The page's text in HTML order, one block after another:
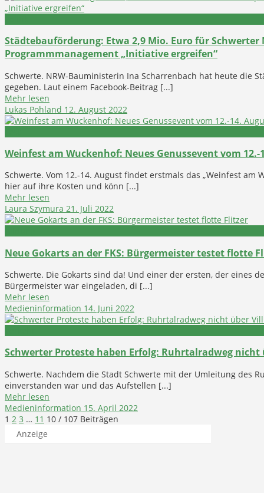
Städtebauförderung: Etwa 2,9 Mio. Euro für
Programmmanagement „Initiative ergreifen“
Schwerte. NRW-Bauministerin Ina Scharrenbach hat heute die
gegeben. Laut einem Facebook-Beitrag [...]
Mehr lesen
Lukas Pohland 12. August 2022
Weinfest am Wuckenhof: Neues Genussevent vom 12.-
Schwerte. Vom 12.-14. August findet erstmals das „Weinfest
hier auf ihre Kosten und könn [...]
Mehr lesen
Laura Szymura 21. Juli 2022
Neue Gokarts an der FKS: Bürgermeister testet flotte
Schwerte. Die Gokarts sind da! Und einer der ersten, der eines
Bürgermeister war eingeladen, di [...]
Mehr lesen
Medieninformation 14. Juni 2022
Schwerter Proteste haben Erfolg: Ruhrtalradweg nicht
Schwerte. Nachdem die Stadt Schwerte mit der Umleitung des
einverstanden war und das Aufstellen [...]
Mehr lesen
Medieninformation 15. April 2022
1 2 3 … 11 10 / 107 Beiträgen
Anzeige